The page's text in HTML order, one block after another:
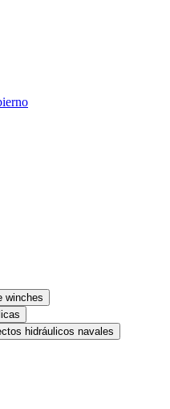
winches
Desarrollo y ejecución de proyectos hidráulicos navales